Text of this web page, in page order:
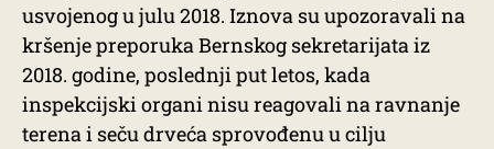
usvojenog u julu 2018. Iznova su upozoravali na
kršenje preporuka Bernskog sekretarijata iz
2018. godine, poslednji put letos, kada
inspekcijski organi nisu reagovali na ravnanje
terena i seču drveća sprovođenu u cilju